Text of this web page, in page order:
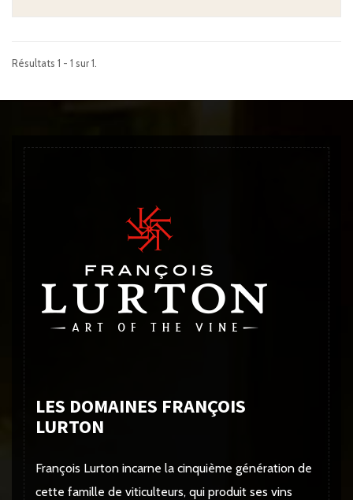
Résultats 1 - 1 sur 1.
LES DOMAINES FRANÇOIS
LURTON
François Lurton incarne la cinquième génération de
cette famille de viticulteurs, qui produit ses vins